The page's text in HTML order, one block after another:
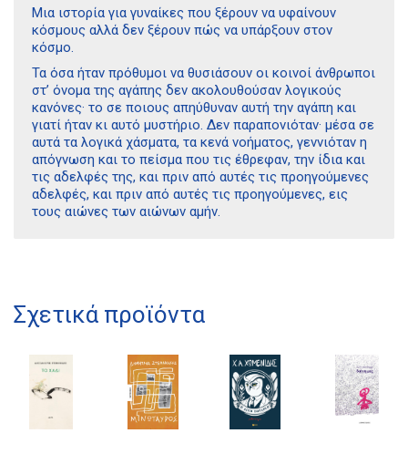
Mια ιστορία για γυναίκες που ξέρουν να υφαίνουν
κόσµους αλλά δεν ξέρουν πώς να υπάρξουν στον
κόσµο.
Τα όσα ήταν πρόθυµοι να θυσιάσουν οι κοινοί άνθρωποι
στ’ όνοµα της αγάπης δεν ακολουθούσαν λογικούς
κανόνες· το σε ποιους απηύθυναν αυτή την αγάπη και
γιατί ήταν κι αυτό µυστήριο. Δεν παραπονιόταν· µέσα σε
αυτά τα λογικά χάσµατα, τα κενά νοήµατος, γεννιόταν η
απόγνωση και το πείσµα που τις έθρεφαν, την ίδια και
τις αδελφές της, και πριν από αυτές τις προηγούµενες
αδελφές, και πριν από αυτές τις προηγούµενες, εις
τους αιώνες των αιώνων αµήν.
Σχετικά προϊόντα
Διδότου 34, Αθήνα 106 80
kombrai.bs@gmail.com
Πολιτική προστασίας δεδομένων
Πολιτική επιστροφών
Τρόποι Πληρωμής